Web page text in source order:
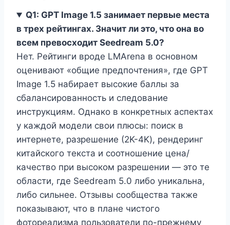
Q1: GPT Image 1.5 занимает первые места
в трех рейтингах. Значит ли это, что она во
всем превосходит Seedream 5.0?
Нет. Рейтинги вроде LMArena в основном
оценивают «общие предпочтения», где GPT
Image 1.5 набирает высокие баллы за
сбалансированность и следование
инструкциям. Однако в конкретных аспектах
у каждой модели свои плюсы: поиск в
интернете, разрешение (2K-4K), рендеринг
китайского текста и соотношение цена/
качество при высоком разрешении — это те
области, где Seedream 5.0 либо уникальна,
либо сильнее. Отзывы сообщества также
показывают, что в плане чистого
фотореализма пользователи по-прежнему